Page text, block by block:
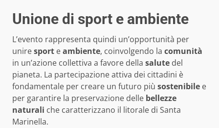
Unione di sport e ambiente
L’evento rappresenta quindi un’opportunità per
uniresport eambiente, coinvolgendo la comunità
in un’azione collettiva a favore della salute del
pianeta. La partecipazione attiva dei cittadini è
fondamentale per creare un futuro più sostenibile e
per garantire la preservazione delle bellezze
naturali che caratterizzano il litorale di Santa
Marinella.